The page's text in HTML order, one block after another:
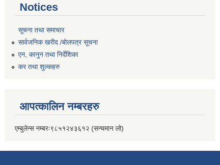
Notices
सूचना तथा समाचार
सार्वजनिक खरीद /बोलपत्र सूचना
एन, कानुन तथा निर्देशिका
कर तथा शुल्कहरु
आपत्कालिन नम्बरहरु
एम्बुलेन्स नम्बरः९८५१२४३६१२ (सन्चमान लो)